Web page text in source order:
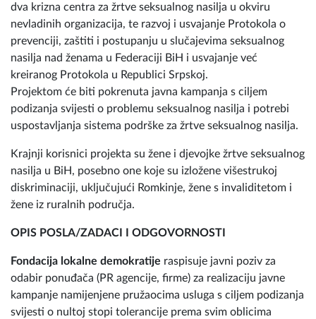
dva krizna centra za žrtve seksualnog nasilja u okviru
nevladinih organizacija, te razvoj i usvajanje Protokola o
prevenciji, zaštiti i postupanju u slučajevima seksualnog
nasilja nad ženama u Federaciji BiH i usvajanje već
kreiranog Protokola u Republici Srpskoj.
Projektom će biti pokrenuta javna kampanja s ciljem
podizanja svijesti o problemu seksualnog nasilja i potrebi
uspostavljanja sistema podrške za žrtve seksualnog nasilja.
Krajnji korisnici projekta su žene i djevojke žrtve seksualnog
nasilja u BiH, posebno one koje su izložene višestrukoj
diskriminaciji, uključujući Romkinje, žene s invaliditetom i
žene iz ruralnih područja.
OPIS POSLA/ZADACI I ODGOVORNOSTI
Fondacija lokalne demokratije raspisuje javni poziv za
odabir ponuđača (PR agencije, firme) za realizaciju javne
kampanje namijenjene pružaocima usluga s ciljem podizanja
svijesti o nultoj stopi tolerancije prema svim oblicima